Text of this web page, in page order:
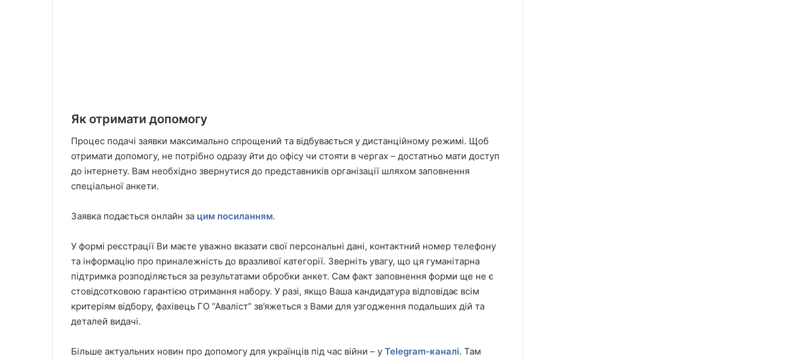
Як отримати допомогу
Процес подачі заявки максимально спрощений та відбувається у дистанційному режимі. Щоб
отримати допомогу, не потрібно одразу йти до офісу чи стояти в чергах – достатньо мати доступ
до інтернету. Вам необхідно звернутися до представників організації шляхом заповнення
спеціальної анкети.
Заявка подається онлайн за цим посиланням.
У формі реєстрації Ви маєте уважно вказати свої персональні дані, контактний номер телефону
та інформацію про приналежність до вразливої категорії. Зверніть увагу, що ця гуманітарна
підтримка розподіляється за результатами обробки анкет. Сам факт заповнення форми ще не є
стовідсотковою гарантією отримання набору. У разі, якщо Ваша кандидатура відповідає всім
критеріям відбору, фахівець ГО “Аваліст” зв’яжеться з Вами для узгодження подальших дій та
деталей видачі.
Більше актуальних новин про допомогу для українців під час війни – у Telegram-каналі. Там